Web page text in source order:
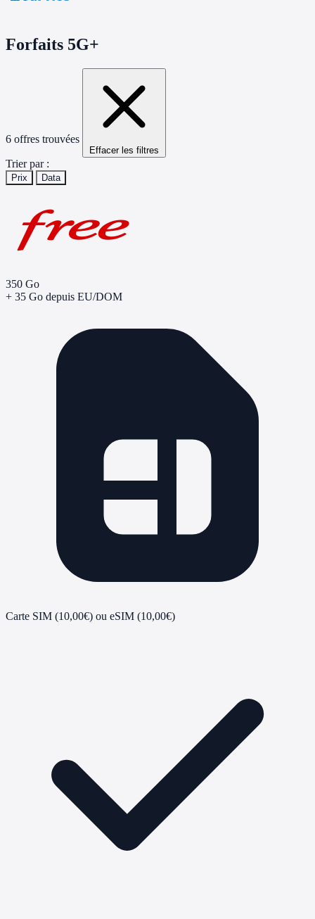
Forfaits 5G+
6 offres trouvées
Effacer les filtres
Trier par :
Prix Data
350 Go
+ 35 Go depuis EU/DOM
Carte SIM (10,00€) ou eSIM (10,00€)